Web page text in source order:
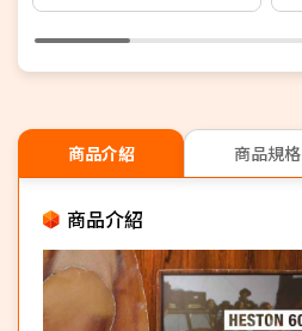
商品介紹 商品規格
商品介紹